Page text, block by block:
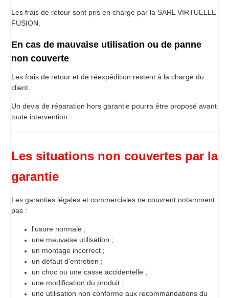
Les frais de retour sont pris en charge par la SARL VIRTUELLE
FUSION.
En cas de mauvaise utilisation ou de panne
non couverte
Les frais de retour et de réexpédition restent à la charge du
client.
Un devis de réparation hors garantie pourra être proposé avant
toute intervention.
Les situations non couvertes par la
garantie
Les garanties légales et commerciales ne couvrent notamment
pas :
l'usure normale ;
une mauvaise utilisation ;
un montage incorrect ;
un défaut d'entretien ;
un choc ou une casse accidentelle ;
une modification du produit ;
une utilisation non conforme aux recommandations du